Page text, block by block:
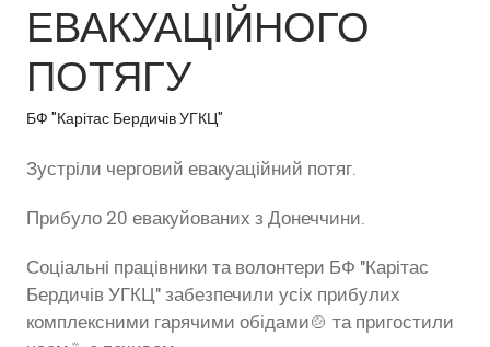
ЕВАКУАЦІЙНОГО
ПОТЯГУ
БФ "Карітас Бердичів УГКЦ"
Зустріли черговий евакуаційний потяг.
Прибуло 20 евакуйованих з Донеччини.
Соціальні працівники та волонтери БФ "Карітас
Бердичів УГКЦ" забезпечили усіх прибулих
комплексними гарячими обідами🍲 та пригостили